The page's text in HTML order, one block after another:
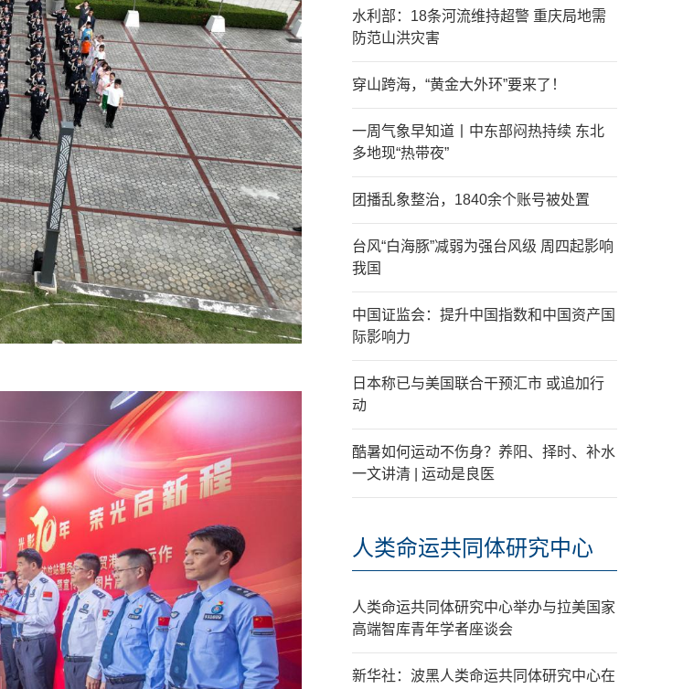
水利部：18条河流维持超警 重庆局地需
防范山洪灾害
穿山跨海，“黄金大外环”要来了！
一周气象早知道丨中东部闷热持续 东北
多地现“热带夜”
团播乱象整治，1840余个账号被处置
台风“白海豚”减弱为强台风级 周四起影响
我国
中国证监会：提升中国指数和中国资产国
际影响力
日本称已与美国联合干预汇市 或追加行
动
酷暑如何运动不伤身？养阳、择时、补水
一文讲清 | 运动是良医
人类命运共同体研究中心
人类命运共同体研究中心举办与拉美国家
高端智库青年学者座谈会
新华社：波黑人类命运共同体研究中心在